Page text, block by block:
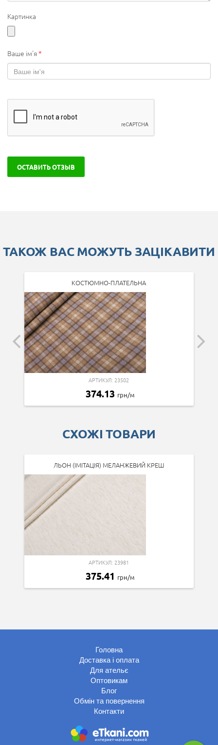
Картинка
Ваше ім'я*
ОСТАВИТЬ ОТЗЫВ
ТАКОЖ ВАС МОЖУТЬ ЗАЦІКАВИТИ
КОСТЮМНО-ПЛАТЕЛЬНА
АРТИКУЛ: 23502
374.13 грн/м
СХОЖІ ТОВАРИ
ЛЬОН (ІМІТАЦІЯ) МЕЛАНЖЕВИЙ КРЕШ
АРТИКУЛ: 23981
375.41 грн/м
Головна
Доставка і оплата
Для ательє
Оптовикам
Блог
Обмін та повернення
Контакти